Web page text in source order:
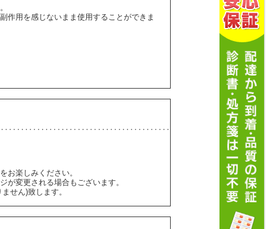
作用を感じないまま使用することができま
お楽しみください。
変更される場合もございます。
せん)致します。